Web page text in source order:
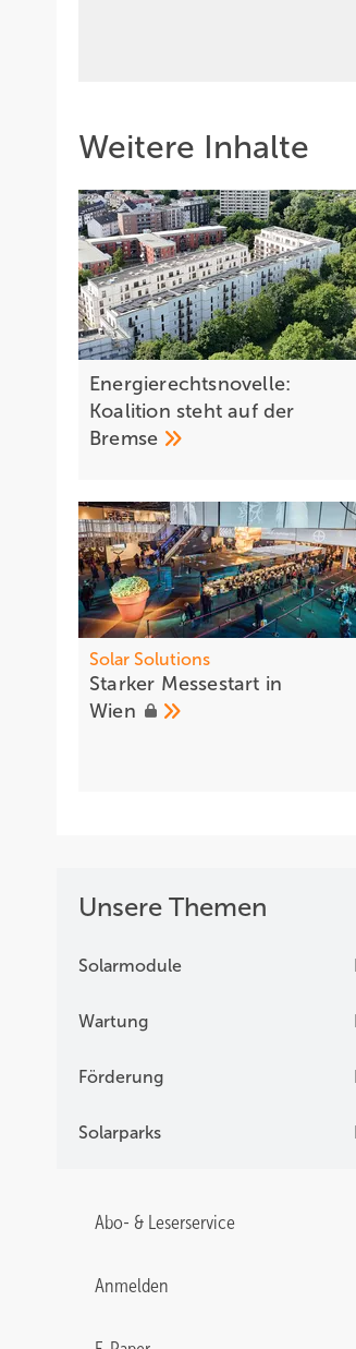
Weitere Inhalte
Energierechtsnovelle:
Koalition steht auf der
Bremse
Solar Solutions
Starker Messe start in
Wien
Unsere Themen
Solarmodule
Wartung
Förderung
Solarparks
Abo- & Leserservice
Anmelden